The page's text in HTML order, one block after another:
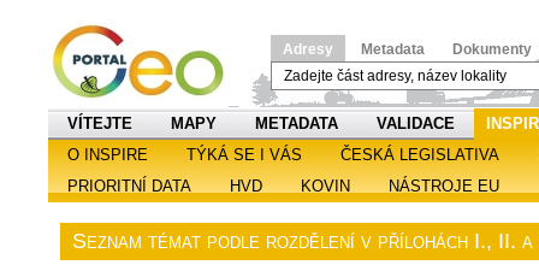
Adresy Metadata Dokumenty
VÍTEJTE MAPY METADATA VALIDACE
O INSPIRE
TÝKÁ SE I VÁS ČESKÁ LEGISLATIVA
PRIORITNÍ DATA
HVD KOVIN NÁSTROJE EU
Seznam témat podle rozdělení v přílohách I., II.